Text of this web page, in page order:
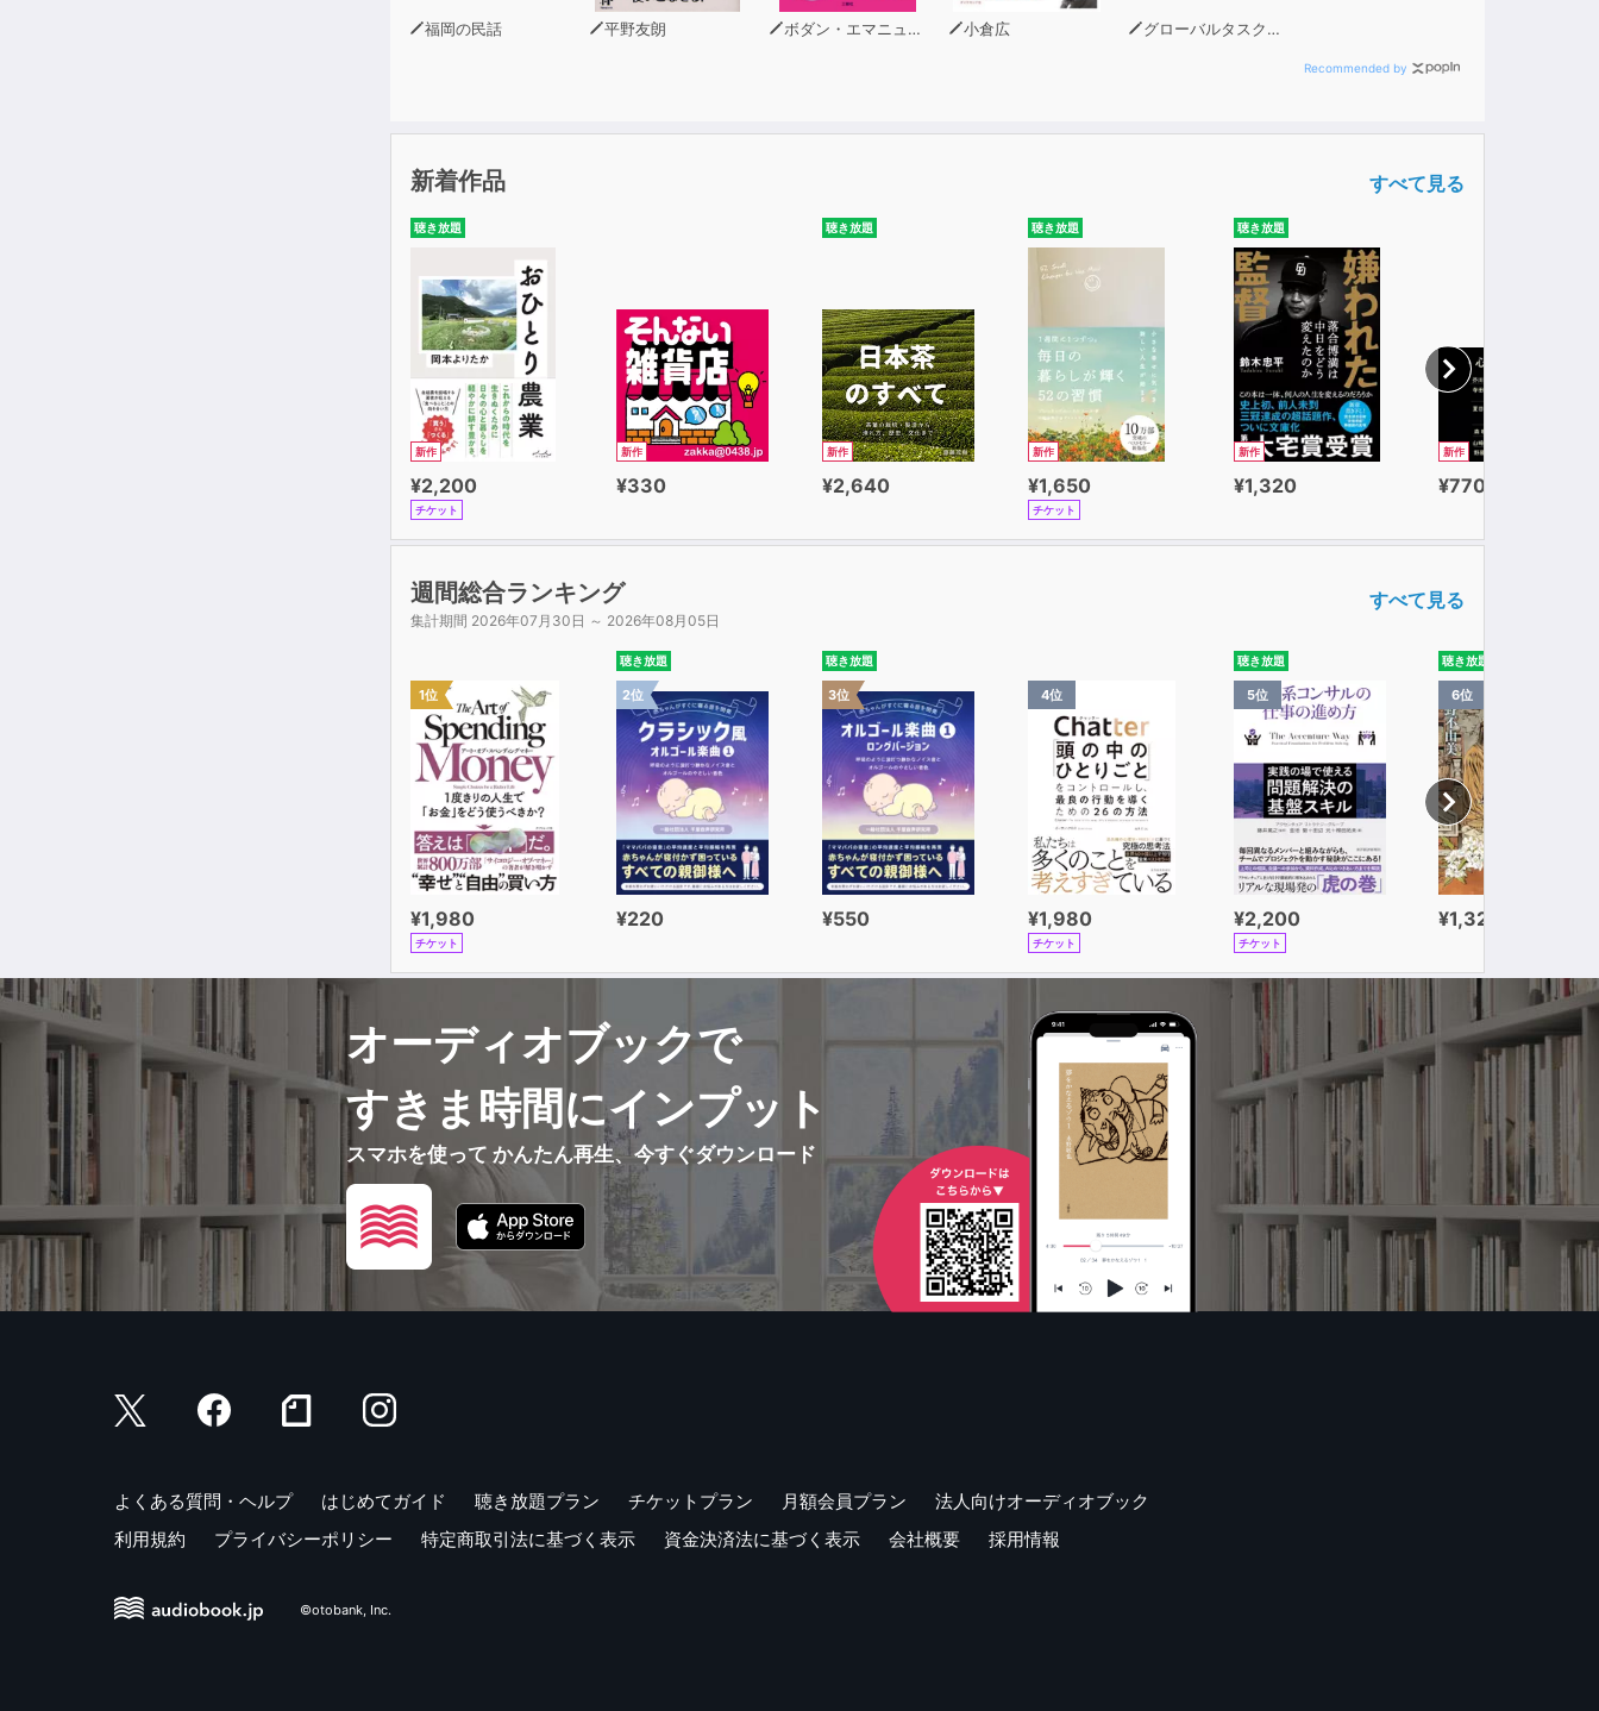
福岡の民話 平野友朗 ボダン・エマニュエル 小倉広 グローバルタスクフォース(著)
Recommended by
新着作品 すべて見る
聴き放題
新作
¥2,200
チケット
新作
¥330
聴き放題
新作
¥2,640
聴き放題
新作
¥1,650
チケット
聴き放題
新作
¥1,320
新作
¥770
週間総合ランキング
集計期間 2026年07月30日 ～ 2026年08月05日
すべて見る
1位
¥1,980
チケット
聴き放題
2位
¥220
聴き放題
3位
¥550
4位
¥1,980
チケット
聴き放題
5位
¥2,200
チケット
聴き放題
6位
¥1,320
オーディオブックで
すきま時間にインプット
スマホを使って かんたん再生、今すぐダウンロード
よくある質問・ヘルプ はじめてガイド 聴き放題プラン チケットプラン 月額会員プラン
法人向けオーディオブック
利用規約
プライバシーポリシー 特定商取引法に基づく表示 資金決済法に基づく表示 会社概要 採用情報
©otobank, Inc.